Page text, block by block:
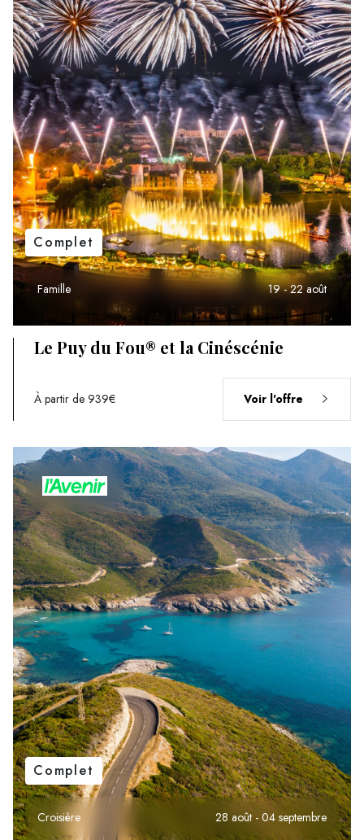
Complet
Famille 19 - 22 août
Le Puy du Fou® et la Cinéscénie
À partir de 939€ Voir l'offre
Complet
Croisière 28 août - 04 septembre